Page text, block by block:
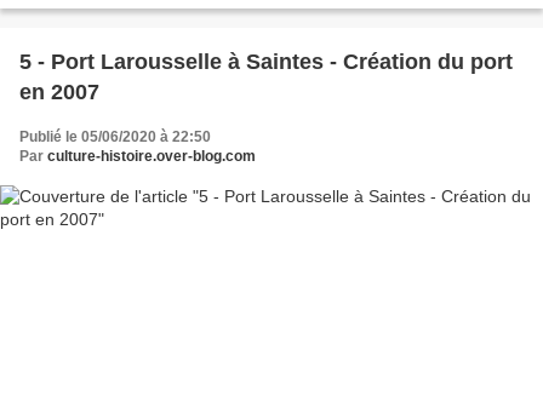
5 - Port Larousselle à Saintes - Création du port
en 2007
Publié le 05/06/2020 à 22:50
Par culture-histoire.over-blog.com